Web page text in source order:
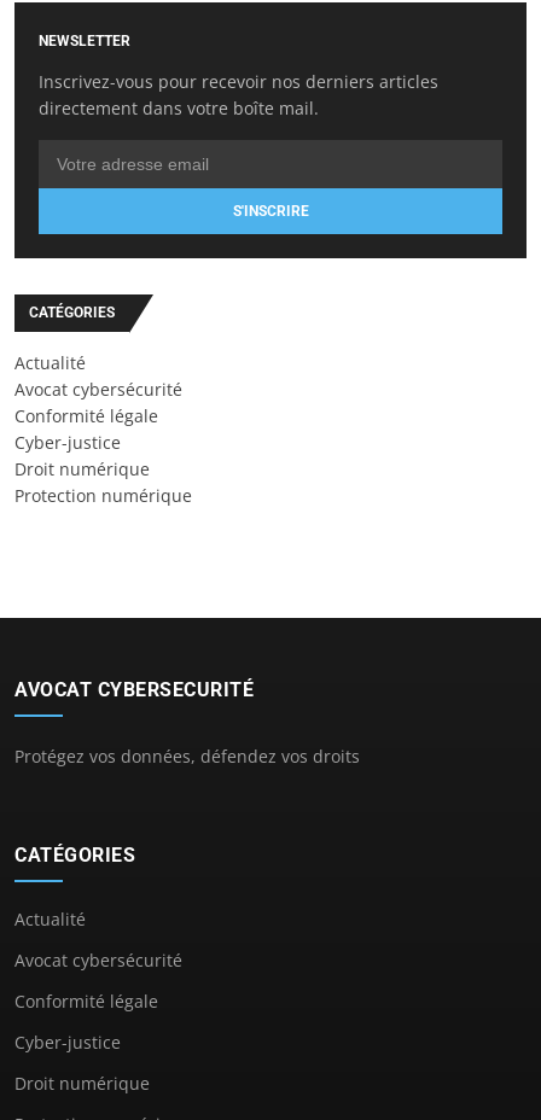
NEWSLETTER
Inscrivez-vous pour recevoir nos derniers articles
directement dans votre boîte mail.
S'INSCRIRE
CATÉGORIES
Actualité
Avocat cybersécurité
Conformité légale
Cyber-justice
Droit numérique
Protection numérique
AVOCAT CYBERSECURITÉ
Protégez vos données, défendez vos droits
CATÉGORIES
Actualité
Avocat cybersécurité
Conformité légale
Cyber-justice
Droit numérique